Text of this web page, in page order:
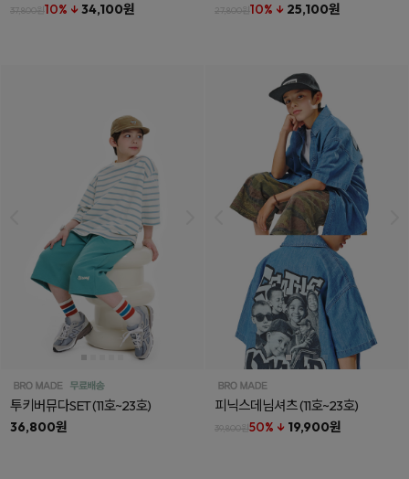
37,800원10% ↓ 34,100원 27,800원10% ↓ 25,100원
투키버뮤다SET(11호~23호)
36,800원
피닉스데님셔츠(11호~23호)
39,800원50% ↓ 19,900원